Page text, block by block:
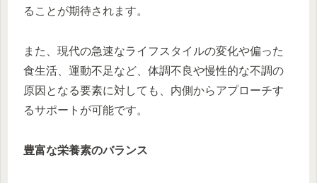
ることが期待されます。
また、現代の急速なライフスタイルの変化や偏った
食生活、運動不足など、体調不良や慢性的な不調の
原因となる要素に対しても、内側からアプローチす
るサポートが可能です。
豊富な栄養素のバランス